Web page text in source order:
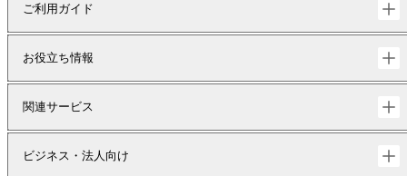
ご利用ガイド
お役立ち情報
関連サービス
ビジネス・法人向け